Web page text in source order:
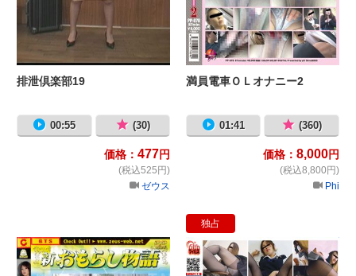
排泄倶楽部19
00:55 (30)
価格： 477円
(税込525円)
ゼウス
満員電車ＯＬオナニー2
01:41 (360)
価格： 8,000円
(税込8,800円)
Phi
新おもらし物語
独占
情